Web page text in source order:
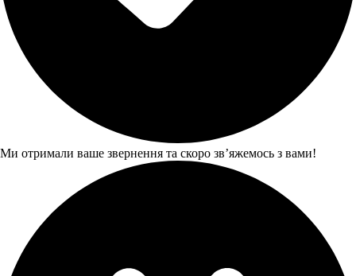
Ми отримали ваше звернення та скоро звʼяжемось з вами!